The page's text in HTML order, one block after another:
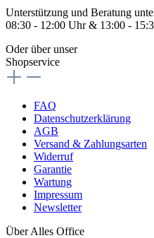
Unterstützung und Beratung
08:30 - 12:00 Uhr & 13:00 -
Oder über unser
Shopservice
FAQ
Datenschutzerklärung
AGB
Versand & Zahlungsarten
Widerruf
Garantie
Wartung
Impressum
Newsletter
Über Alles Office